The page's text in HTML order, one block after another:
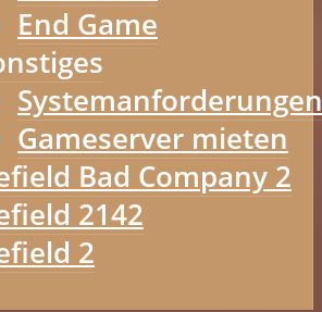
End Game
Systemanforderungen
Gameserver mieten
Bad Company 2
2142
2